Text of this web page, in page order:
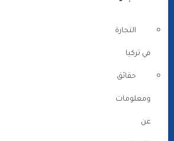
التجارة
في تركيا
حقائق
ومعلومات
عن